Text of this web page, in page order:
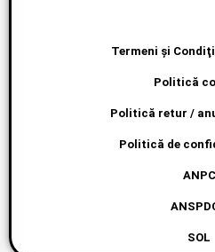
Termeni şi
Politică
Politică retur /
Politică de
ANPC
SOL